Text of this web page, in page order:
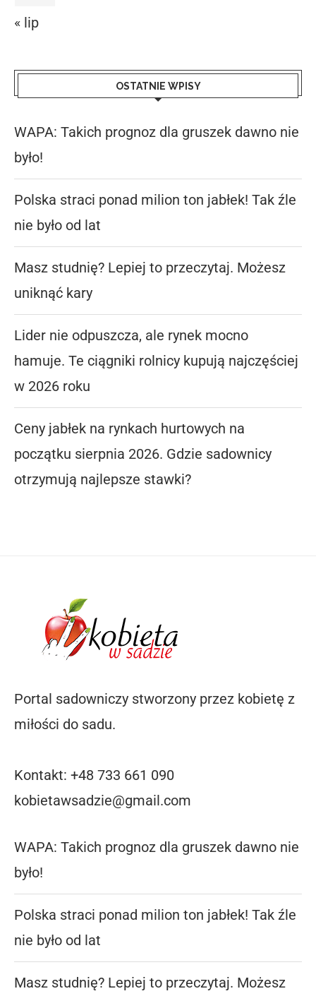
« lip
OSTATNIE WPISY
WAPA: Takich prognoz dla gruszek dawno nie
było!
Polska straci ponad milion ton jabłek! Tak źle
nie było od lat
Masz studnię? Lepiej to przeczytaj. Możesz
uniknąć kary
Lider nie odpuszcza, ale rynek mocno
hamuje. Te ciągniki rolnicy kupują najczęściej
w 2026 roku
Ceny jabłek na rynkach hurtowych na
początku sierpnia 2026. Gdzie sadownicy
otrzymują najlepsze stawki?
Portal sadowniczy stworzony przez kobietę z
miłości do sadu.
Kontakt: +48 733 661 090
kobietawsadzie@gmail.com
WAPA: Takich prognoz dla gruszek dawno nie
było!
Polska straci ponad milion ton jabłek! Tak źle
nie było od lat
Masz studnię? Lepiej to przeczytaj. Możesz